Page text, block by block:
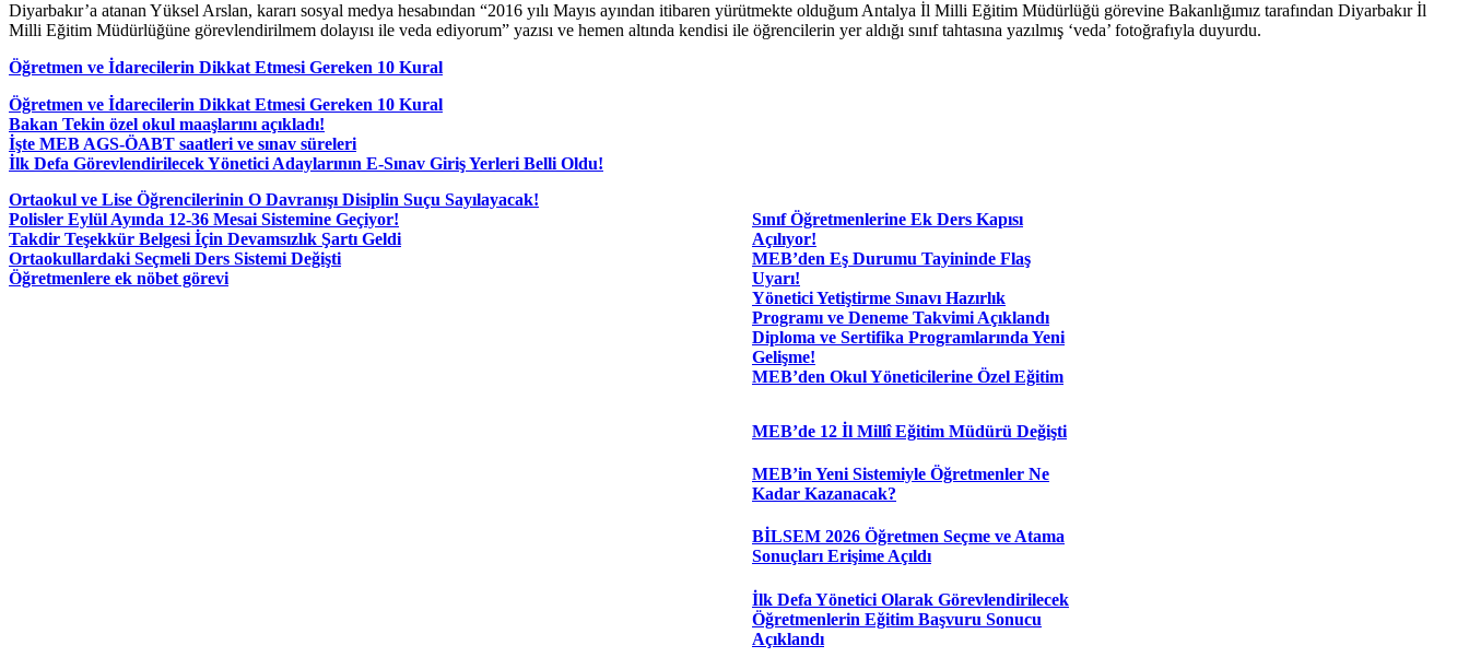
Diyarbakır’a atanan Yüksel Arslan, kararı sosyal medya hesabından “2016 yılı Mayıs ayından itibaren yürütmekte olduğum Antalya İl Milli Eğitim Müdürlüğü görevine Bakanlığımız tarafından Diyarbakır İl
Milli Eğitim Müdürlüğüne görevlendirilmem dolayısı ile veda ediyorum” yazısı ve hemen altında kendisi ile öğrencilerin yer aldığı sınıf tahtasına yazılmış ‘veda’ fotoğrafıyla duyurdu.
Öğretmen ve İdarecilerin Dikkat Etmesi Gereken 10 Kural
Öğretmen ve İdarecilerin Dikkat Etmesi Gereken 10 Kural
Bakan Tekin özel okul maaşlarını açıkladı!
İşte MEB AGS-ÖABT saatleri ve sınav süreleri
İlk Defa Görevlendirilecek Yönetici Adaylarının E-Sınav Giriş Yerleri Belli Oldu!
Ortaokul ve Lise Öğrencilerinin O Davranışı Disiplin Suçu Sayılayacak!
Polisler Eylül Ayında 12-36 Mesai Sistemine Geçiyor!
Takdir Teşekkür Belgesi İçin Devamsızlık Şartı Geldi
Ortaokullardaki Seçmeli Ders Sistemi Değişti
Öğretmenlere ek nöbet görevi
Sınıf Öğretmenlerine Ek Ders Kapısı
Açılıyor!
MEB’den Eş Durumu Tayininde Flaş
Uyarı!
Yönetici Yetiştirme Sınavı Hazırlık
Programı ve Deneme Takvimi Açıklandı
Diploma ve Sertifika Programlarında Yeni
Gelişme!
MEB’den Okul Yöneticilerine Özel Eğitim
MEB’de 12 İl Millî Eğitim Müdürü Değişti
MEB’in Yeni Sistemiyle Öğretmenler Ne
Kadar Kazanacak?
BİLSEM 2026 Öğretmen Seçme ve Atama
Sonuçları Erişime Açıldı
İlk Defa Yönetici Olarak Görevlendirilecek
Öğretmenlerin Eğitim Başvuru Sonucu
Açıklandı